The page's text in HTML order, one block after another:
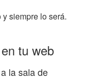
siempre lo será.
tu web
la sala de